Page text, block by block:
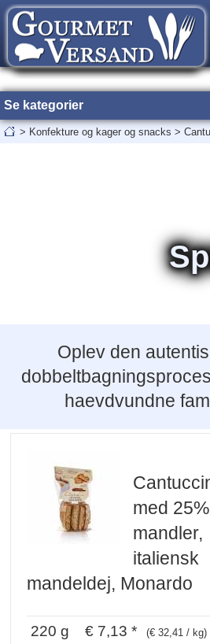
Se kategorier
> Konfekture og kager og snacks >
Oplev den
haevdvundne
med 25%
mandler,
italiensk
mandeldej, Monardo
220 g € 7,13 * (€ 32,41 / kg)